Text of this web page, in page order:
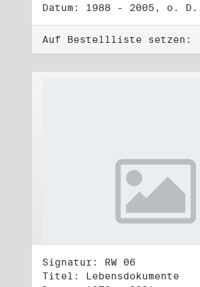
Datum: 1988 - 2005, o. D.
Auf Bestellliste setzen:
Signatur: RW 06
Titel: Lebensdokumente